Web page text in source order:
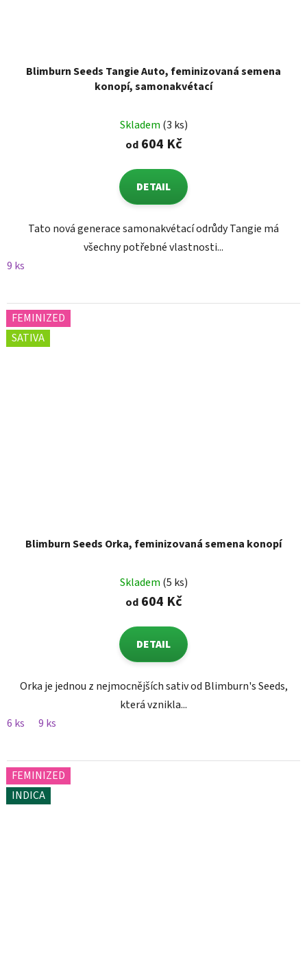
Blimburn Seeds Tangie Auto, feminizovaná semena
konopí, samonakvétací
Skladem (3 ks)
od604 Kč
DETAIL
Tato nová generace samonakvétací odrůdy Tangie má
všechny potřebné vlastnosti...
9 ks
FEMINIZED
SATIVA
Blimburn Seeds Orka, feminizovaná semena konopí
Skladem (5 ks)
od604 Kč
DETAIL
Orka je jednou z nejmocnějších sativ od Blimburn's Seeds,
která vznikla...
6 ks
9 ks
FEMINIZED
INDICA